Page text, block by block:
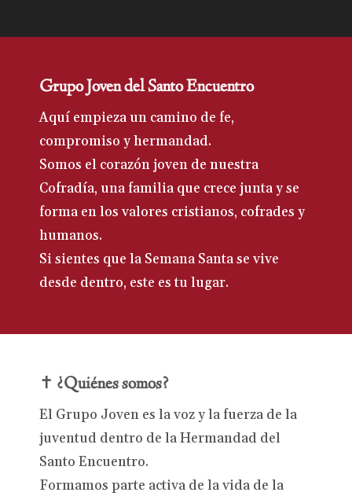
Grupo Joven del Santo Encuentro
Aquí empieza un camino de fe,
compromiso y hermandad.
Somos el corazón joven de nuestra
Cofradía, una familia que crece junta y se
forma en los valores cristianos, cofrades y
humanos.
Si sientes que la Semana Santa se vive
desde dentro, este es tu lugar.
✝️ ¿Quiénes somos?
El Grupo Joven es la voz y la fuerza de la
juventud dentro de la Hermandad del
Santo Encuentro.
Formamos parte activa de la vida de la